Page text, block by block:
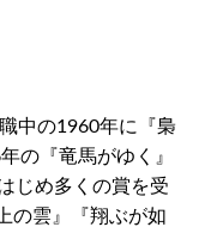
中の1960年に『梟
の『竜馬がゆく』
じめ多くの賞を受
の雲』『翔ぶが如